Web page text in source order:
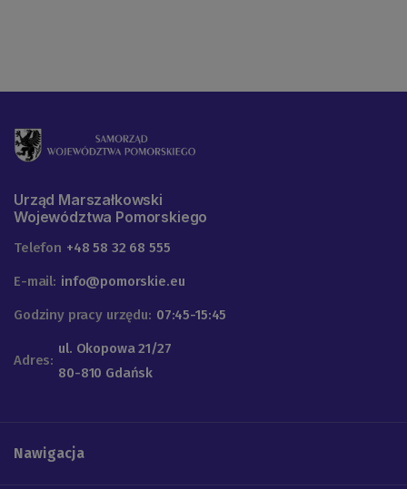
Urząd Marszałkowski
Województwa Pomorskiego
Telefon +48 58 32 68 555
E-mail: info@pomorskie.eu
Godziny pracy urzędu: 07:45-15:45
Adres:
ul. Okopowa 21/27
80-810 Gdańsk
Nawigacja